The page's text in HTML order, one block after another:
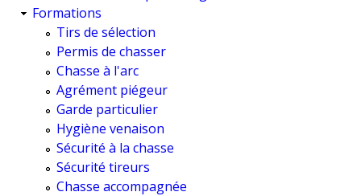
Formations
Tirs de sélection
Permis de chasser
Chasse à l'arc
Agrément piégeur
Garde particulier
Hygiène venaison
Sécurité à la chasse
Sécurité tireurs
Chasse accompagnée